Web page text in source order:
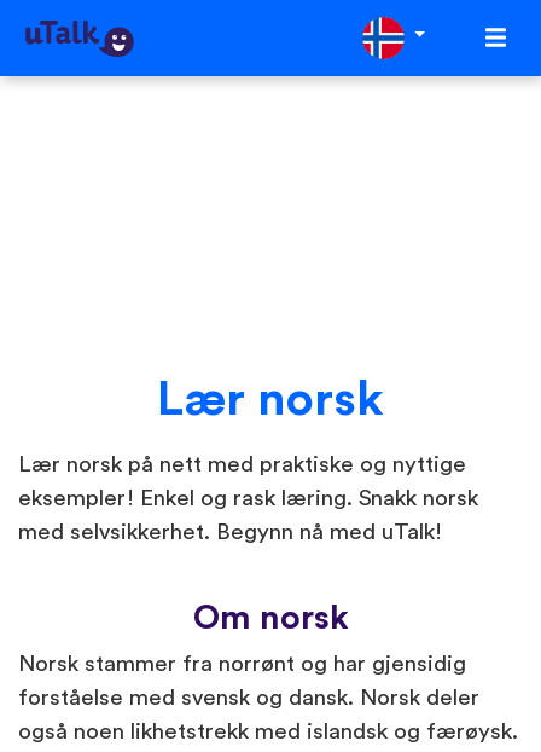
Lær norsk
Lær norsk på nett med praktiske og nyttige
eksempler! Enkel og rask læring. Snakk norsk
med selvsikkerhet. Begynn nå med uTalk!
Om norsk
Norsk stammer fra norrønt og har gjensidig
forståelse med svensk og dansk. Norsk deler
også noen likhetstrekk med islandsk og færøysk.